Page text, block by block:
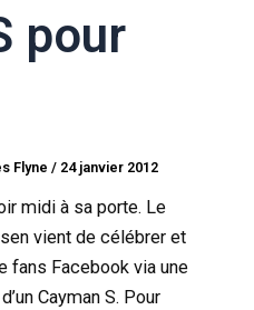
pour
Flyne/ 24 janvier 2012
midi à sa porte. Le
vient de célébrer et
fans Facebook via une
Cayman S. Pour